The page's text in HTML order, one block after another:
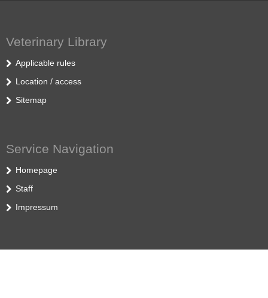
Veterinary Library
Applicable rules
Location / access
Sitemap
Service Navigation
Homepage
Staff
Impressum